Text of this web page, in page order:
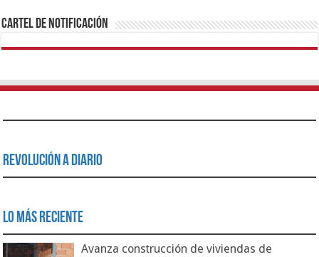
Cartel de Notificación
Revolución a Diario
Lo Más Reciente
Avanza construcción de viviendas de